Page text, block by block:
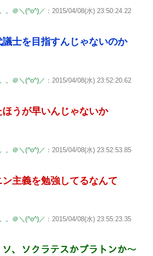
。＠＼(^o^)／ ：2015/04/08(水) 23:50:24.22
士を目指すんじゃないのか
。＠＼(^o^)／ ：2015/04/08(水) 23:52:20.62
ほうが早いんじゃないか
。＠＼(^o^)／ ：2015/04/08(水) 23:52:53.85
主義を勉強してるなんて
。＠＼(^o^)／ ：2015/04/08(水) 23:55:23.35
ソ、ソクラテスかプラトンか～